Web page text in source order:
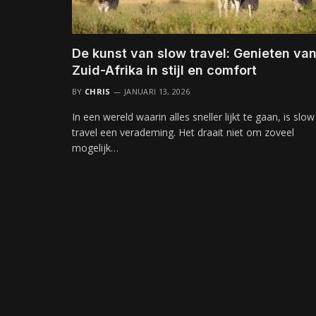
De kunst van slow travel: Genieten van
Zuid-Afrika in stijl en comfort
BY CHRIS JANUARI 13, 2026
In een wereld waarin alles sneller lijkt te gaan, is slow
travel een verademing. Het draait niet om zoveel
mogelijk…